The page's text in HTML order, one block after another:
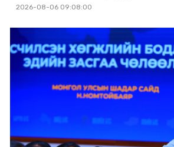
2026-08-06 09:08:00